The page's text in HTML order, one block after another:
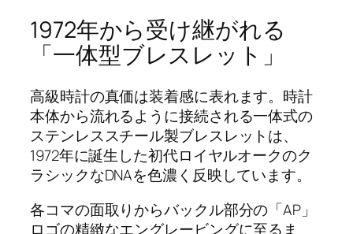
1972年から受け継がれる
「一体型ブレスレット」
高級時計の真価は装着感に表れます。時計
本体から流れるように接続される一体式の
ステンレススチール製ブレスレットは、
1972年に誕生した初代ロイヤルオークのク
ラシックなDNAを色濃く反映しています。
各コマの面取りからバックル部分の「AP」
ロゴの精緻なエングレービングに至るま